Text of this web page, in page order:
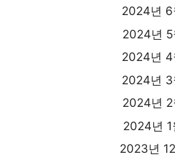
2024년 6
2024년 5
2024년 4
2024년 3
2024년 2
2024년 1
2023년